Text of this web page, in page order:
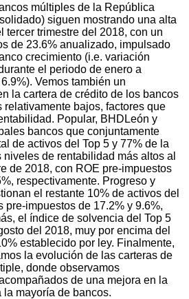
múltiples de la República
siguen mostrando una alta
tercer trimestre del 2018, con un
de 23.6% anualizado, impulsado
crecimiento (i.e. variación
el periodo de enero a
Vemos también un
la cartera de crédito de los bancos
relativamente bajos, factores que
Popular, BHDLeón y
bancos que conjuntamente
de activos del Top 5 y 77% de la
de rentabilidad más altos al
de 2018, con ROE pre-impuestos
respectivamente. Progreso y
el restante 10% de activos del
pre-impuestos de 17.2% y 9.6%,
el índice de solvencia del Top 5
del 2018, muy por encima del
establecido por ley. Finalmente,
la evolución de las carteras de
donde observamos
de una mejora en la
mayoría de bancos.